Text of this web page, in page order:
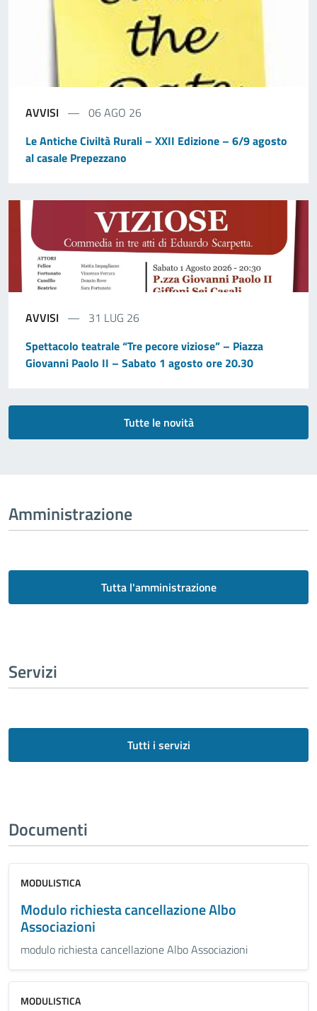
AVVISI
06 AGO 26
Le Antiche Civiltà Rurali – XXII Edizione – 6/9 agosto
al casale Prepezzano
AVVISI
31 LUG 26
Spettacolo teatrale “Tre pecore viziose” – Piazza
Giovanni Paolo II – Sabato 1 agosto ore 20.30
Tutte le novità
Amministrazione
Tutta l'amministrazione
Servizi
Tutti i servizi
Documenti
MODULISTICA
Modulo richiesta cancellazione Albo
Associazioni
modulo richiesta cancellazione Albo Associazioni
MODULISTICA